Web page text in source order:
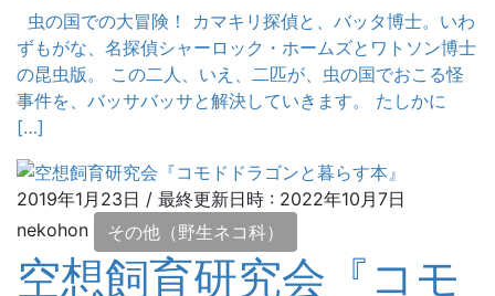
虫の国での大冒険！ カマキリ探偵と、バッタ博士。いわ
ずもがな、名探偵シャーロック・ホームズとワトソン博士
の昆虫版。 この二人、いえ、二匹が、虫の国でおこる怪
事件を、バッサバッサと解決していきます。 たしかに
[…]
2019年1月23日 / 最終更新日時 : 2022年10月7日
nekohon
その他（野生ネコ科）
空想飼育研究会『コモ